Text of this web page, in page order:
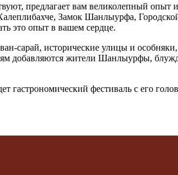
предлагает вам великолепный
Замок Шанлыурфа,
это опыт в вашем сердце.
сарай, исторические улицы и
добавляются жители Шанлыурфы,
гастрономический фестиваль с его